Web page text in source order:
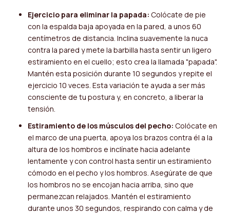
Ejercicio para eliminar la papada: Colócate de pie
con la espalda baja apoyada en la pared, a unos 60
centímetros de distancia. Inclina suavemente la nuca
contra la pared y mete la barbilla hasta sentir un ligero
estiramiento en el cuello; esto crea la llamada "papada".
Mantén esta posición durante 10 segundos y repite el
ejercicio 10 veces. Esta variación te ayuda a ser más
consciente de tu postura y, en concreto, a liberar la
tensión.
Estiramiento de los músculos del pecho: Colócate en
el marco de una puerta, apoya los brazos contra él a la
altura de los hombros e inclínate hacia adelante
lentamente y con control hasta sentir un estiramiento
cómodo en el pecho y los hombros. Asegúrate de que
los hombros no se encojan hacia arriba, sino que
permanezcan relajados. Mantén el estiramiento
durante unos 30 segundos, respirando con calma y de